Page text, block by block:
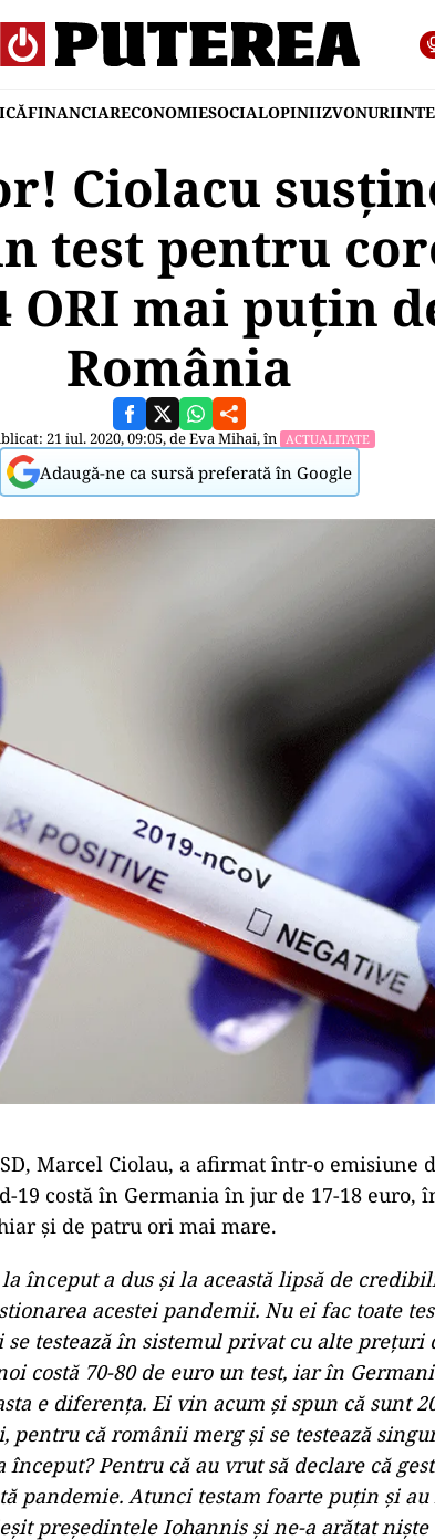
FINANCIARECONOMIESOCIALOPINIIZVONURI
Ciolacu
test pentru
ORI mai puțin
România
21 iul. 2020, 09:05, deEva Mihai, în ACTUALITATE
Adaugă-ne ca sursă preferată în Google
Marcel Ciolau, a afirmat într-o emisiune
19 costă în Germania în jur de 17-18 euro,
și de patru ori mai mare.
început a dus şi la această lipsă de
acestei pandemii. Nu ei fac toate
se testează în sistemul privat cu alte preţuri
costă 70-80 de euro un test, iar în
e diferenţa. Ei vin acum şi spun că sunt
pentru că românii merg şi se testează
început? Pentru că au vrut să declare că
pandemie. Atunci testam foarte puţin şi au
preşedintele Iohannis şi ne-a arătat nişte